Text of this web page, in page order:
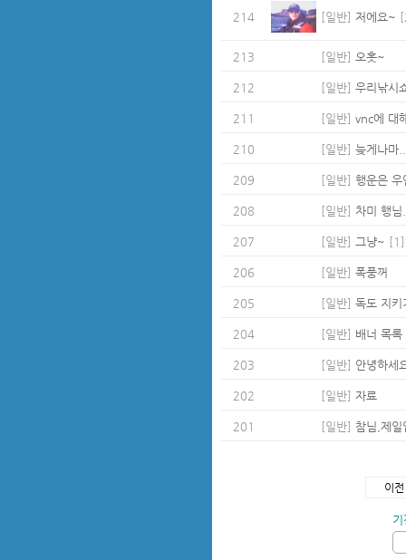
214 [일반] 저에요~
213 [일반] 오홋~
212 [일반] 우리낚시
211 [일반] vnc에 대
210 [일반] 늦게나마
209 [일반] 행운은 우
208 [일반] 차미 행
207 [일반] 그냥~ [1]
206 [일반] 폭풍꺼
205 [일반] 독도 지키
204 [일반] 배너 목록
203 [일반] 안녕하세
202 [일반] 자료
201 [일반] 참님,제일
이전